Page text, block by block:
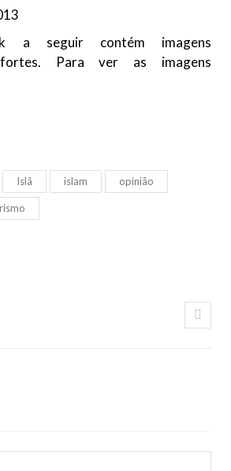
a seguir contém imagens
fortes. Para ver as imagens
Islã islam opinião